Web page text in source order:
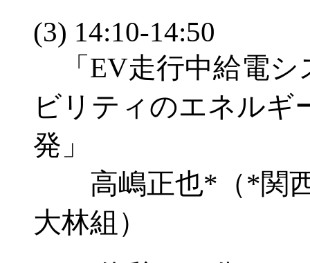
(3) 14:10-14:50
「EV走行中給電シ
ビリティのエネルギ
発」
高嶋正也*（*関西
大林組）